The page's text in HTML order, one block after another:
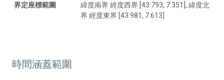
界定座標範圍
緯度南界 經度西界 [43.793, 7.351], 緯度北
界 經度東界 [43.981, 7.613]
時間涵蓋範圍